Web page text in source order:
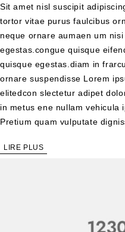
Sit amet nisl suscipit
tortor vitae purus faulcibus
neque ornare aumaen um
egestas.congue quisque
quisque egestas.diam in
ornare suspendisse Lorem
elitedcon slectetur adipet
in metus ene nullam vehicula
Pretium quam vulputate
LIRE PLUS